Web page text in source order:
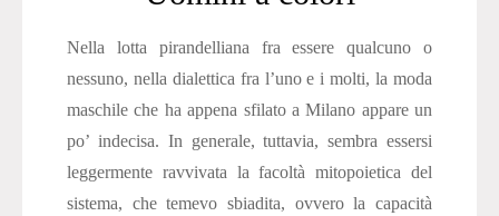
Nella lotta pirandelliana fra essere qualcuno o
nessuno, nella dialettica fra l’uno e i molti, la moda
maschile che ha appena sfilato a Milano appare un
po’ indecisa. In generale, tuttavia, sembra essersi
leggermente ravvivata la facoltà mitopoietica del
sistema, che temevo sbiadita, ovvero la capacità